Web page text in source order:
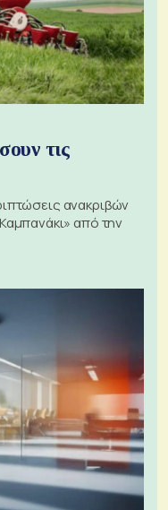
τις
ανακριβών
από την